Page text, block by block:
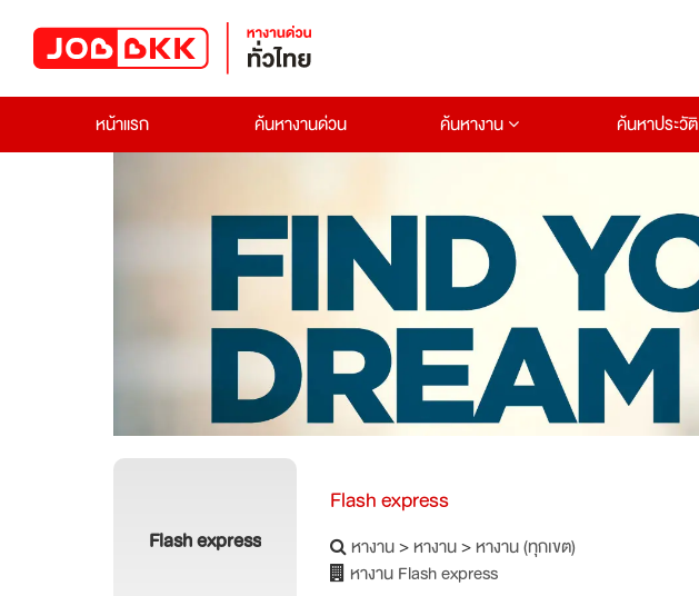
หน้าแรก
ค้นหางานด่วน ค้นหางาน ค้นหาประวัติ
Flash express
Flash express
หางาน>หางาน>หางาน (ทุกเขต)
หางาน Flash express